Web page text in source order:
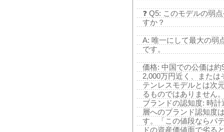
❓ Q5: このモデルの弱
すか？
A: 唯一にして最大の弱
です。
価格: 中国での公価は
2,000万円近く、また
テンレスモデルとは次
るものではありません
ブランドの認知度: 時
層へのブランド認知度
す。「この値段ならパ
ドの資産価値面で劣る